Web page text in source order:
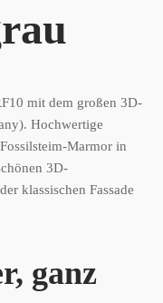
mit dem großen 3D-
Hochwertige
Marmor in
3D-
klassischen Fassade
ganz